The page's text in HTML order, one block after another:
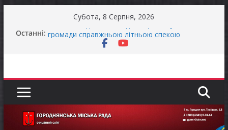
Субота, 8 Серпня, 2026
Останні: Останніми днями погода випробовує жителів
громади справжньою літньою спекою
реалізації права осіб з інвалідністю на працю
Захищай небо Чернігівщини!
Батьки майбутніх першокласників уже можуть
оформити «Пакунок школяра»